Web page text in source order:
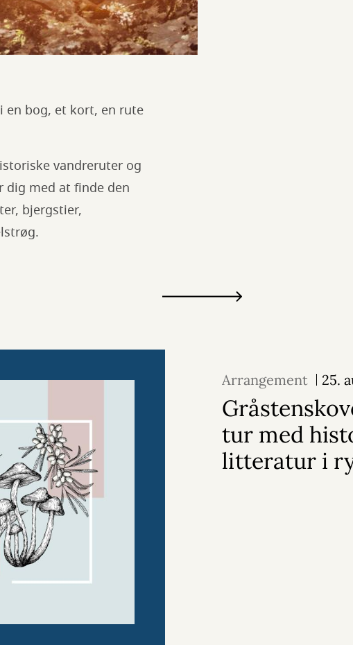
en bog, et kort, en rute
vandreruter og
med at finde den
bjergstier,
Arrangement 25.
tur med
litteratur i